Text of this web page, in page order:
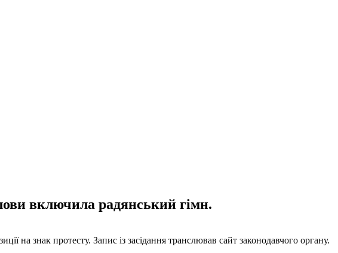
включила радянський гімн.
на знак протесту. Запис із засідання транслював сайт законодавчого органу.